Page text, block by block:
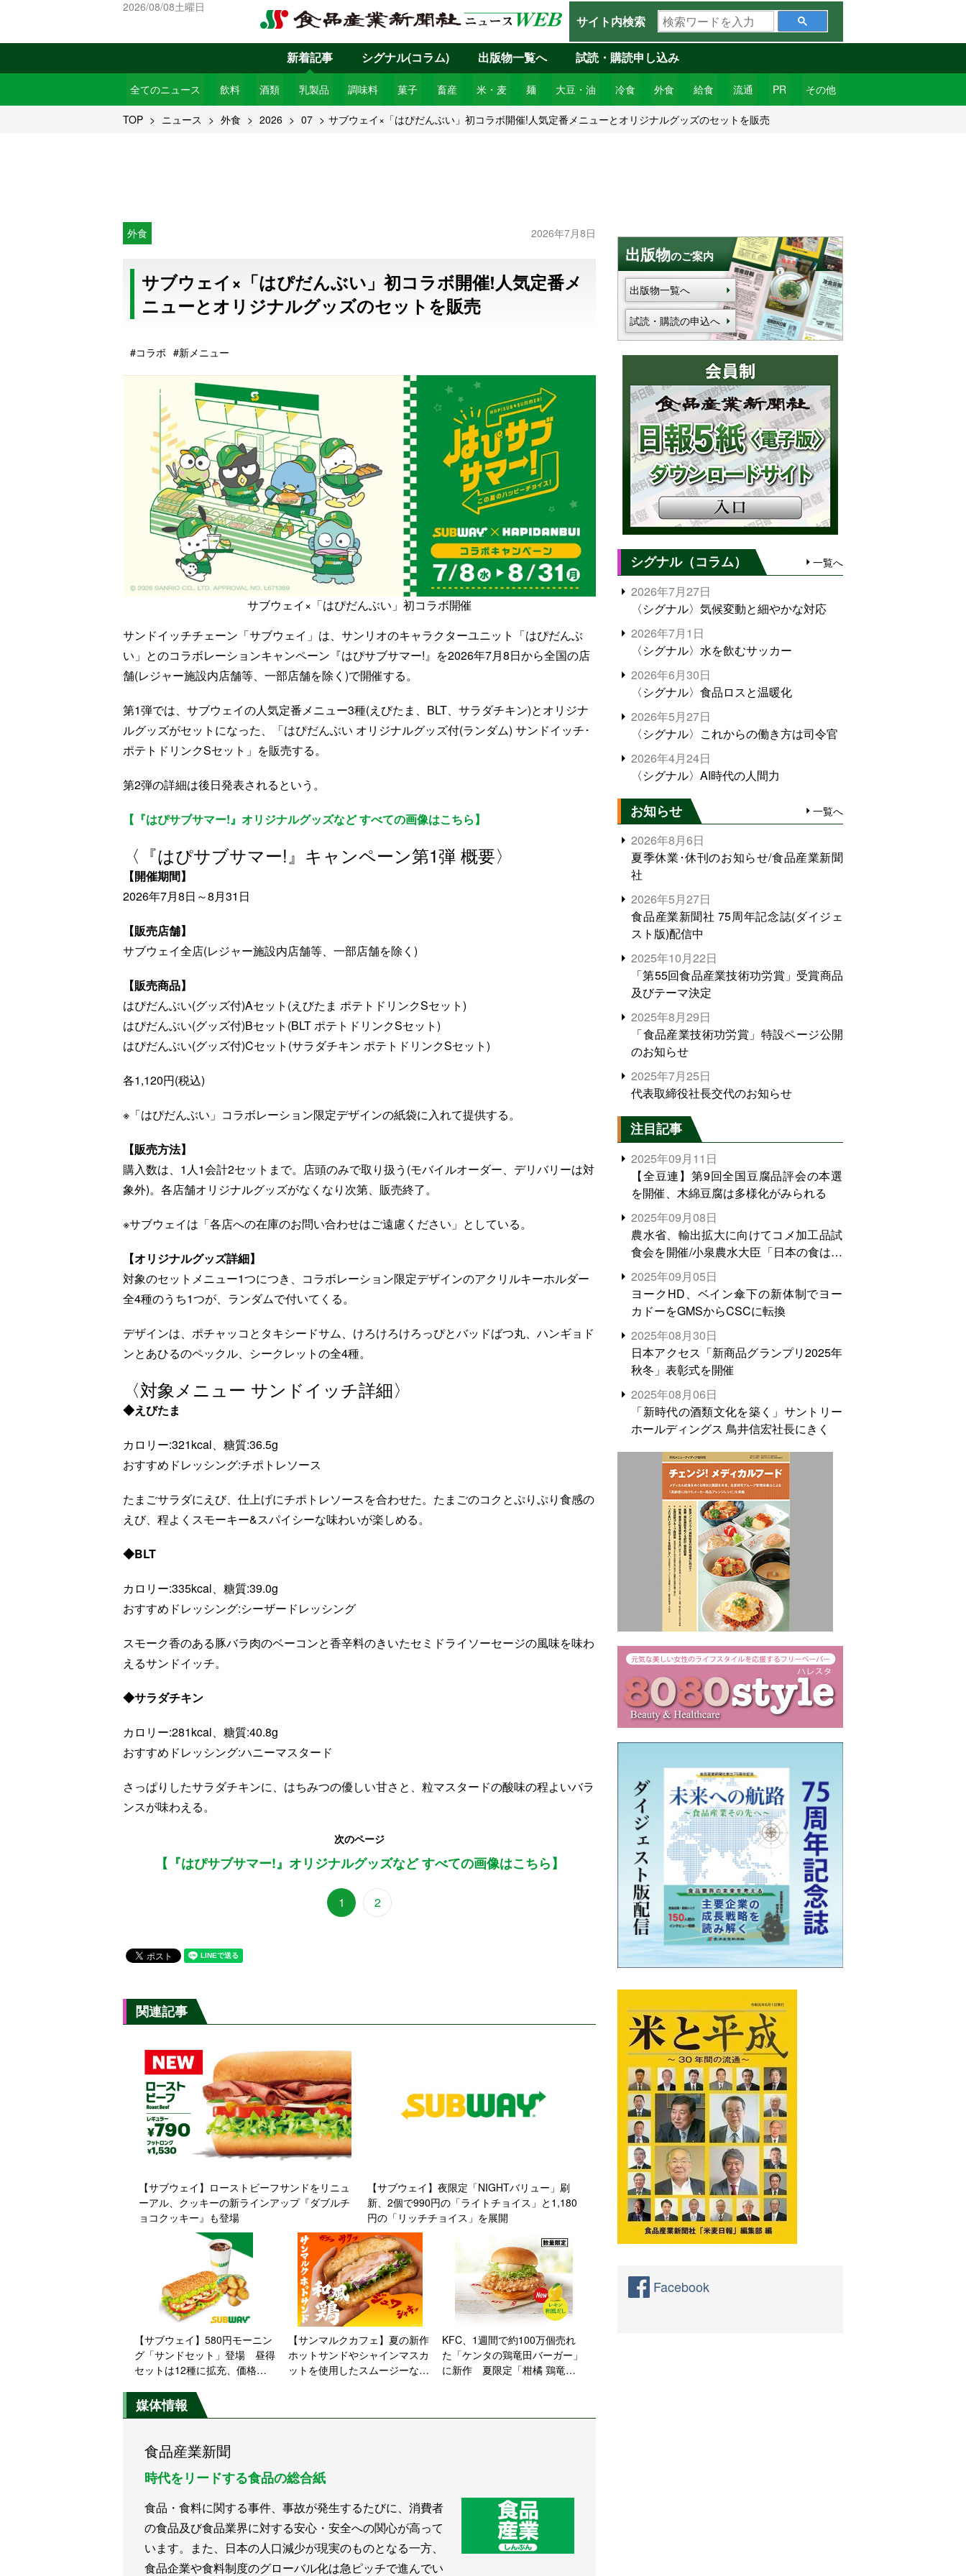
2026/08/08土曜日
サイト内検索
検
索
ワ
ー
ド
を
入
新着記事
全てのニュース 飲料 酒類 乳製品 調味料 菓子 畜産 米・麦 麺 大豆・油 冷食 外食 給食 流通 PR その他
シグナル(コラム) 出版物一覧へ 試読・購読申し込み
TOP ニュース 外食 2026 07 サブウェイ×「はぴだんぶい」初コラボ開催!人気定番メニューとオリジナルグッズのセットを販売
外食 2026年7月8日
サブウェイ×「はぴだんぶい」初コラボ開催!人気定番メ
ニューとオリジナルグッズのセットを販売
#コラボ #新メニュー
サブウェイ×「はぴだんぶい」初コラボ開催
サンドイッチチェーン「サブウェイ」は、サンリオのキャラクターユニット「はぴだんぶ
い」とのコラボレーションキャンペーン『はぴサブサマー!』を2026年7月8日から全国の店
舗(レジャー施設内店舗等、一部店舗を除く)で開催する。
第1弾では、サブウェイの人気定番メニュー3種(えびたま、BLT、サラダチキン)とオリジナ
ルグッズがセットになった、「はぴだんぶい オリジナルグッズ付(ランダム) サンドイッチ･
ポテトドリンクSセット」を販売する。
第2弾の詳細は後日発表されるという。
【『はぴサブサマー!』オリジナルグッズなど すべての画像はこちら】
〈『はぴサブサマー!』キャンペーン第1弾 概要〉
【開催期間】
2026年7月8日～8月31日
【販売店舗】
サブウェイ全店(レジャー施設内店舗等、一部店舗を除く)
【販売商品】
はぴだんぶい(グッズ付)Aセット(えびたま ポテトドリンクSセット)
はぴだんぶい(グッズ付)Bセット(BLT ポテトドリンクSセット)
はぴだんぶい(グッズ付)Cセット(サラダチキン ポテトドリンクSセット)
各1,120円(税込)
※「はぴだんぶい」コラボレーション限定デザインの紙袋に入れて提供する。
【販売方法】
購入数は、1人1会計2セットまで。店頭のみで取り扱う(モバイルオーダー、デリバリーは対
象外)。各店舗オリジナルグッズがなくなり次第、販売終了。
※サブウェイは「各店への在庫のお問い合わせはご遠慮ください」としている。
【オリジナルグッズ詳細】
対象のセットメニュー1つにつき、コラボレーション限定デザインのアクリルキーホルダー
全4種のうち1つが、ランダムで付いてくる。
デザインは、ポチャッコとタキシードサム、けろけろけろっぴとバッドばつ丸、ハンギョド
ンとあひるのペックル、シークレットの全4種。
〈対象メニュー サンドイッチ詳細〉
◆えびたま
カロリー:321kcal、糖質:36.5g
おすすめドレッシング:チポトレソース
たまごサラダにえび、仕上げにチポトレソースを合わせた。たまごのコクとぷりぷり食感の
えび、程よくスモーキー&スパイシーな味わいが楽しめる。
◆BLT
カロリー:335kcal、糖質:39.0g
おすすめドレッシング:シーザードレッシング
スモーク香のある豚バラ肉のベーコンと香辛料のきいたセミドライソーセージの風味を味わ
えるサンドイッチ。
◆サラダチキン
カロリー:281kcal、糖質:40.8g
おすすめドレッシング:ハニーマスタード
さっぱりしたサラダチキンに、はちみつの優しい甘さと、粒マスタードの酸味の程よいバラ
ンスが味わえる。
次のページ
【『はぴサブサマー!』オリジナルグッズなど すべての画像はこちら】
1 2
関連記事
【サブウェイ】ローストビーフサンドをリニュ
ーアル、クッキーの新ラインアップ『ダブルチ
ョコクッキー』も登場
【サブウェイ】夜限定「NIGHTバリュー」刷
新、2個で990円の「ライトチョイス」と1,180
円の「リッチチョイス」を展開
【サブウェイ】580円モーニン
グ「サンドセット」登場 昼得
セットは12種に拡充、価格改
【サンマルクカフェ】夏の新作
ホットサンドやシャインマスカ
ットを使用したスムージーなど
KFC、1週間で約100万個売れ
た「ケンタの鶏竜田バーガー」
に新作 夏限定「柑橘 鶏竜田
媒体情報
食品産業新聞
時代をリードする食品の総合紙
食品・食料に関する事件、事故が発生するたびに、消費者
の食品及び食品業界に対する安心・安全への関心が高って
います。また、日本の人口減少が現実のものとなる一方、
食品企業や食料制度のグローバル化は急ピッチで進んでい
出版物のご案内
出版物一覧へ
試読・購読の申込へ
シグナル（コラム） 一覧へ
2026年7月27日
〈シグナル〉気候変動と細やかな対応
2026年7月1日
〈シグナル〉水を飲むサッカー
2026年6月30日
〈シグナル〉食品ロスと温暖化
2026年5月27日
〈シグナル〉これからの働き方は司令官
2026年4月24日
〈シグナル〉AI時代の人間力
お知らせ 一覧へ
2026年8月6日
夏季休業･休刊のお知らせ/食品産業新聞
社
2026年5月27日
食品産業新聞社 75周年記念誌(ダイジェ
スト版)配信中
2025年10月22日
「第55回食品産業技術功労賞」受賞商品
及びテーマ決定
2025年8月29日
「食品産業技術功労賞」特設ページ公開
のお知らせ
2025年7月25日
代表取締役社長交代のお知らせ
注目記事
2025年09月11日
【全豆連】第9回全国豆腐品評会の本選
を開催、木綿豆腐は多様化がみられる
2025年09月08日
農水省、輸出拡大に向けてコメ加工品試
食会を開催/小泉農水大臣「日本の食は世
界でトップをとれる。米増産に向けて、
米輸出需要の拡大を」
2025年09月05日
ヨークHD、ベイン傘下の新体制でヨー
カドーをGMSからCSCに転換
2025年08月30日
日本アクセス「新商品グランプリ2025年
秋冬」表彰式を開催
2025年08月06日
「新時代の酒類文化を築く」サントリー
ホールディングス 鳥井信宏社長にきく
Facebook